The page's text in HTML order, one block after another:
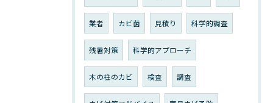
業者 カビ菌 見積り 科学的調査
残暑対策 科学的アプローチ
木の柱のカビ 検査 調査